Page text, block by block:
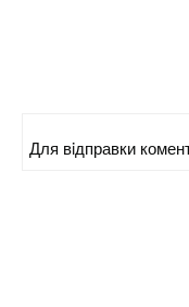
Для вiдправки